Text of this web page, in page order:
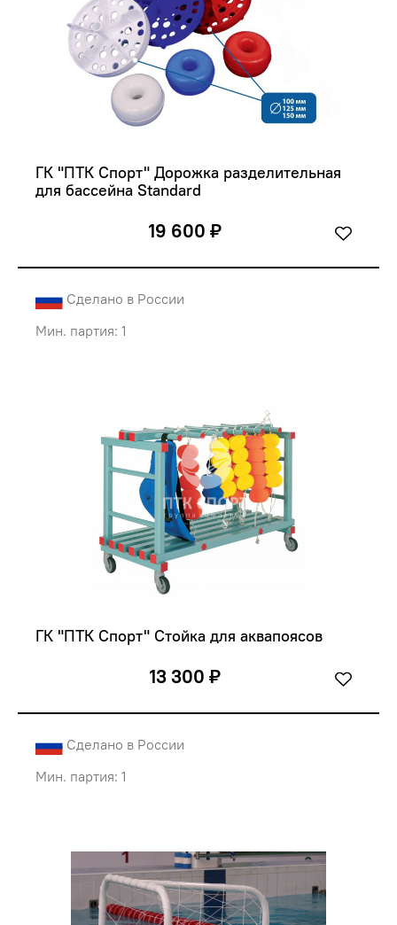
ГК "ПТК Спорт" Дорожка разделительная
для бассейна Standard
19 600 ₽
Сделано в России
Мин. партия: 1
ГК "ПТК Спорт" Стойка для аквапоясов
13 300 ₽
Сделано в России
Мин. партия: 1